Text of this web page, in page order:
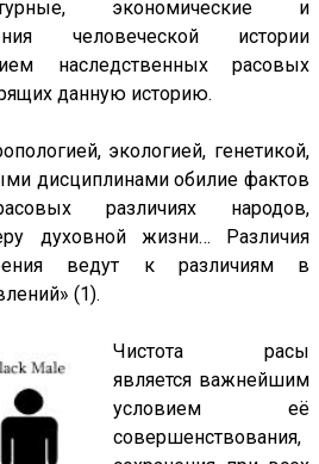
экономические и
человеческой истории
наследственных расовых
данную историю.
экологией, генетикой,
дисциплинами обилие фактов
различиях народов,
духовной жизни… Различия
ведут к различиям в
(1).
Чистота расы
является важнейшим
условием её
совершенствования,